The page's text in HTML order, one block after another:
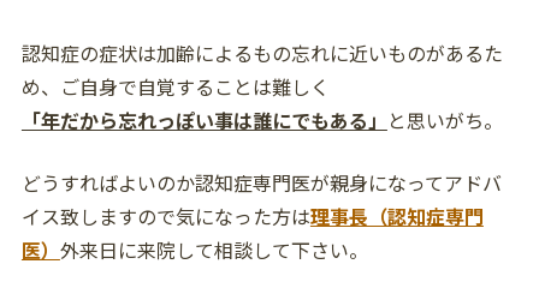
認知症の症状は加齢によるもの忘れに近いものがあるた
め、ご自身で自覚することは難しく
「年だから忘れっぽい事は誰にでもある」 と思いがち。
どうすればよいのか認知症専門医が親身になってアドバ
イス致しますので気になった方は理事長（認知症専門
医） 外来日に来院して相談して下さい。